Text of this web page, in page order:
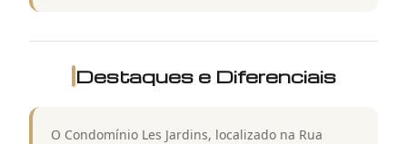
Destaques e Diferenciais
O Condomínio Les Jardins, localizado na Rua